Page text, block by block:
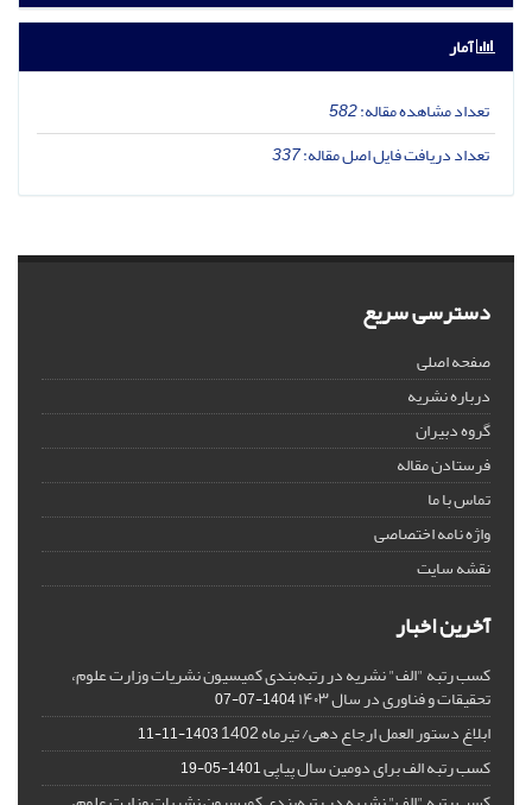
آمار
تعداد مشاهده مقاله:582
تعداد دریافت فایل اصل مقاله:337
دسترسی سریع
صفحه اصلی
درباره نشریه
گروه دبیران
فرستادن مقاله
تماس با ما
واژه نامه اختصاصی
نقشه سایت
آخرین اخبار
کسب رتبه "الف" نشریه در رتبه‌بندی کمیسیون نشریات وزارت علوم،
تحقیقات و فناوری در سال ۱۴۰۳ 1404-07-07
ابلاغ دستور العمل ارجاع دهی/ تیرماه 1402 1403-11-11
کسب رتبه الف برای دومین سال پیاپی1401-05-19